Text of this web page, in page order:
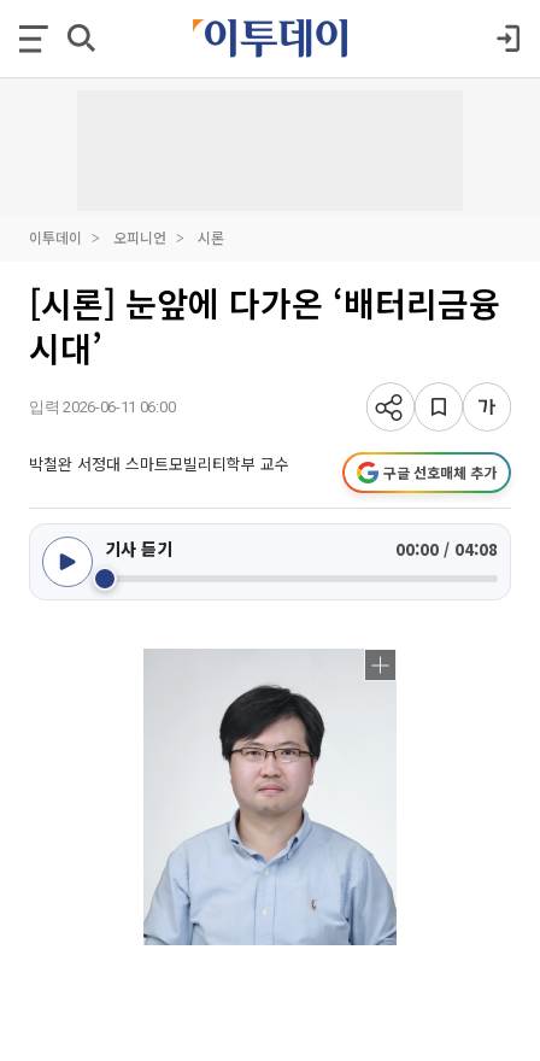
이투데이 오피니언 시론
[시론] 눈앞에 다가온 ‘배터리금융
시대’
입력 2026-06-11 06:00
박철완 서정대 스마트모빌리티학부 교수 구글 선호매체 추가
기사 듣기 00:00 / 04:08